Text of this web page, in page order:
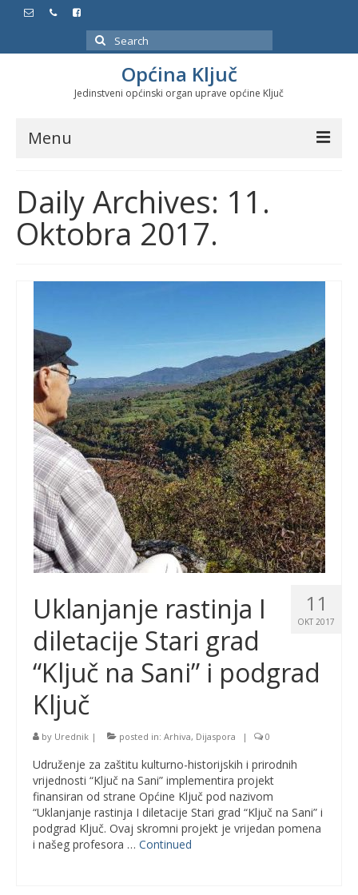
Search
for:
Općina Ključ
Jedinstveni općinski organ uprave općine Ključ
Menu
Službeni glasnici
Javne nabavke
Značajni datumi i manifestacije
sektoru
Daily Archives: 11.
Oktobra 2017.
11
OKT 2017
Uklanjanje rastinja I
diletacije Stari grad
“Ključ na Sani” i podgrad
Ključ
by Urednik | posted in: Arhiva, Dijaspora | 0
Udruženje za zaštitu kulturno-historijskih i prirodnih
vrijednosti “Ključ na Sani” implementira projekt
finansiran od strane Općine Ključ pod nazivom
“Uklanjanje rastinja I diletacije Stari grad “Ključ na Sani” i
podgrad Ključ. Ovaj skromni projekt je vrijedan pomena
i našeg profesora … Continued